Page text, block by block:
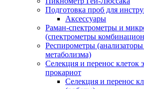
Подготовка проб для
Аксессуары
Раман-спектрометры и
(спектрометры
Респирометры
метаболизма)
Селекция и перенос клеток
прокариот
Селекция и перенос